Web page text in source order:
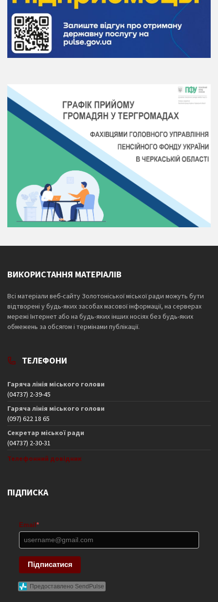
ВИКОРИСТАННЯ МАТЕРІАЛІВ
Всі матеріали веб-сайту Золотоніської міської ради можуть бути
відтворені у будь-яких засобах масової інформації, на серверах
мережі Інтернет або на будь-яких інших носіях без будь-яких
обмежень за обсягом і термінами публікації.
ТЕЛЕФОНИ
Гаряча лінія міського голови
(04737) 2-39-45
Гаряча лінія міського голови
(097) 622 18 65
Секретар міської ради
(04737) 2-30-31
Телефонний довідник
ПІДПИСКА
Email *
Підписатися
Предоставлено SendPulse